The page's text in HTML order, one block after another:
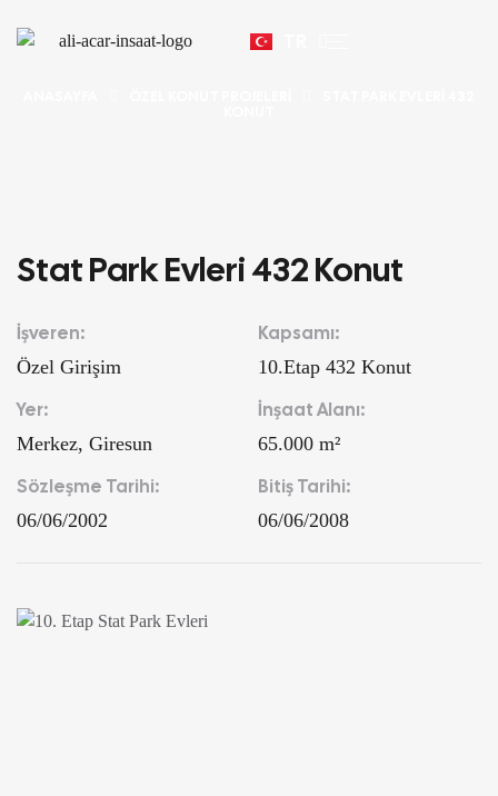
Stat Park Evleri 432 Konut
İşveren:
Özel Girişim
Kapsamı:
10.Etap 432 Konut
Yer:
Merkez, Giresun
İnşaat Alanı:
65.000 m²
Sözleşme Tarihi:
06/06/2002
Bitiş Tarihi:
06/06/2008